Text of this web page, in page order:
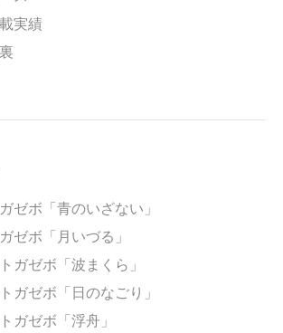
実績
ゼボ「青のいざない」
ゼボ「月いづる」
ガゼボ「波まくら」
ガゼボ「日のなごり」
ガゼボ「浮舟」